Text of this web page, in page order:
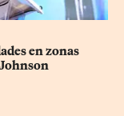
en zonas